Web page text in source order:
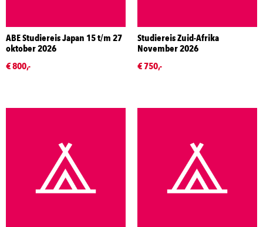
ABE Studiereis Japan 15 t/m 27
oktober 2026
€ 800,-
Studiereis Zuid-Afrika
November 2026
€ 750,-